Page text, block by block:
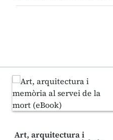
Art, arquitectura i